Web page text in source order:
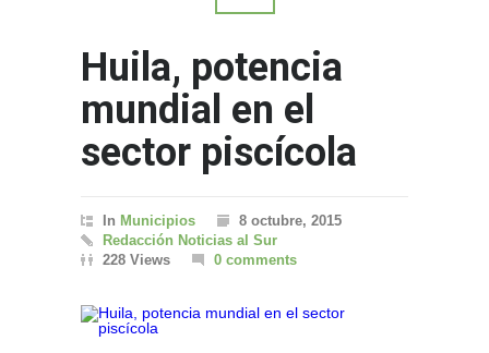
Huila, potencia
mundial en el
sector piscícola
In Municipios
8 octubre, 2015
Redacción Noticias al Sur
228 Views
0 comments